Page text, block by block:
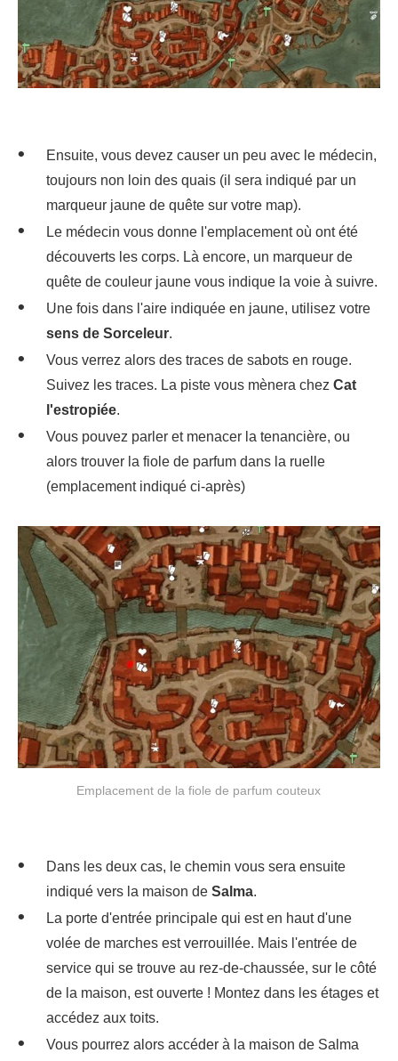
Ensuite, vous devez causer un peu avec le médecin,
toujours non loin des quais (il sera indiqué par un
marqueur jaune de quête sur votre map).
Le médecin vous donne l'emplacement où ont été
découverts les corps. Là encore, un marqueur de
quête de couleur jaune vous indique la voie à suivre.
Une fois dans l'aire indiquée en jaune, utilisez votre
sens de Sorceleur.
Vous verrez alors des traces de sabots en rouge.
Suivez les traces. La piste vous mènera chez Cat
l'estropiée.
Vous pouvez parler et menacer la tenancière, ou
alors trouver la fiole de parfum dans la ruelle
(emplacement indiqué ci-après)
Emplacement de la fiole de parfum couteux
Dans les deux cas, le chemin vous sera ensuite
indiqué vers la maison de Salma.
La porte d'entrée principale qui est en haut d'une
volée de marches est verrouillée. Mais l'entrée de
service qui se trouve au rez-de-chaussée, sur le côté
de la maison, est ouverte ! Montez dans les étages et
accédez aux toits.
Vous pourrez alors accéder à la maison de Salma